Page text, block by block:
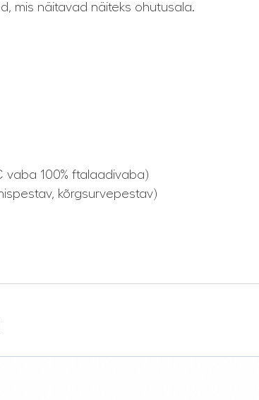
mis näitavad näiteks ohutusala.
vaba 100% ftalaadivaba)
kõrgsurvepestav)